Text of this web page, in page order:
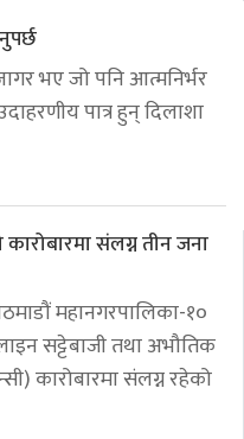
भए जो पनि आत्मनिर्भर
पात्र हुन् दिलाशा
कारोबारमा संलग्न तीन जना
महानगरपालिका-१०
सट्टेबाजी तथा अभौतिक
कारोबारमा संलग्न रहेको